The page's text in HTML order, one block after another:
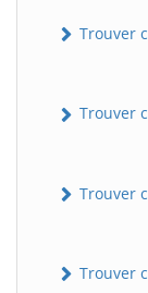
Trouver
Trouver
Trouver
Trouver